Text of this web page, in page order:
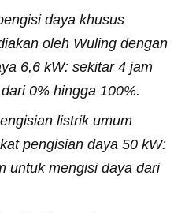
daya khusus
oleh Wuling dengan
6,6 kW: sekitar 4 jam
0% hingga 100%.
listrik umum
pengisian daya 50 kW:
untuk mengisi daya dari